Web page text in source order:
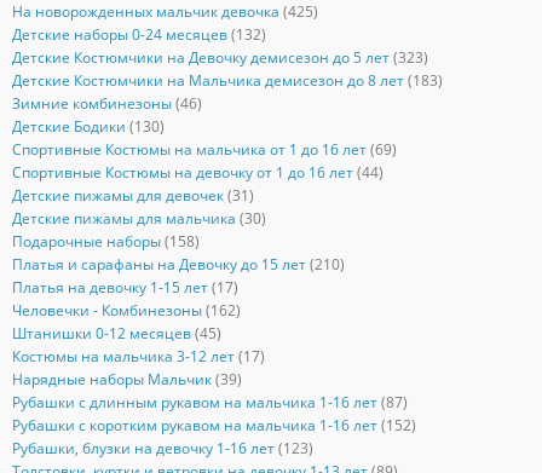
На новорожденных мальчик девочка (425)
Детские наборы 0-24 месяцев (132)
Детские Костюмчики на Девочку демисезон до 5 лет (323)
Детские Костюмчики на Мальчика демисезон до 8 лет (183)
Зимние комбинезоны (46)
Детские Бодики (130)
Спортивные Костюмы на мальчика от 1 до 16 лет (69)
Спортивные Костюмы на девочку от 1 до 16 лет (44)
Детские пижамы для девочек (31)
Детские пижамы для мальчика (30)
Подарочные наборы (158)
Платья и сарафаны на Девочку до 15 лет (210)
Платья на девочку 1-15 лет (17)
Человечки - Комбинезоны (162)
Штанишки 0-12 месяцев (45)
Костюмы на мальчика 3-12 лет (17)
Нарядные наборы Мальчик (39)
Рубашки с длинным рукавом на мальчика 1-16 лет (87)
Рубашки с коротким рукавом на мальчика 1-16 лет (152)
Рубашки, блузки на девочку 1-16 лет (123)